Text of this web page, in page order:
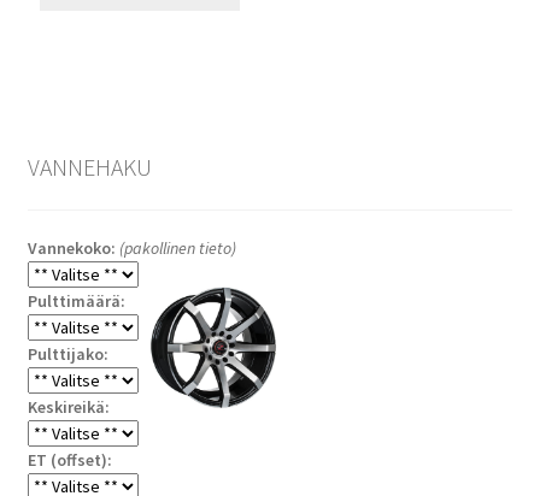
VANNEHAKU
Vannekoko: (pakollinen tieto)
Pulttimäärä:
Pulttijako:
Keskireikä:
ET (offset):